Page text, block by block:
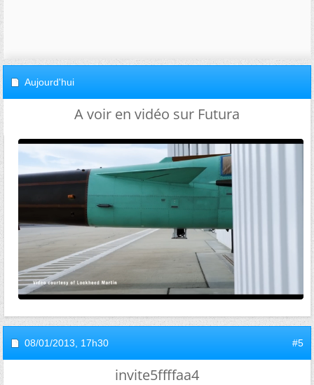
Aujourd'hui
A voir en vidéo sur Futura
08/01/2013, 17h30 #5
invite5ffffaa4